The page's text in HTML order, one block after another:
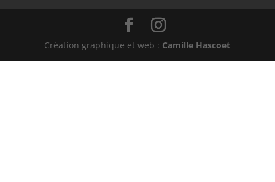
Création graphique et web : Camille Hascoet